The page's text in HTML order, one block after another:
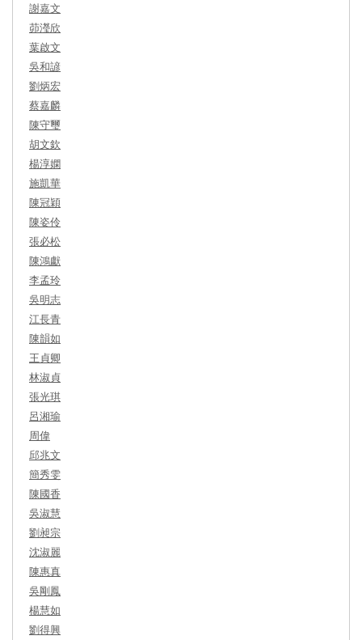
謝嘉文
茆瀅欣
葉啟文
吳和諺
劉炳宏
蔡嘉麟
陳守璽
胡文欽
楊淳嫻
施凱華
陳冠穎
陳姿伶
張必松
陳鴻獻
李孟玲
吳明志
江長青
陳韻如
王貞卿
林淑貞
張光琪
呂湘瑜
周偉
邱兆文
簡秀雯
陳國香
吳淑慧
劉昶宗
沈淑麗
陳惠真
吳剛鳳
楊慧如
劉得興